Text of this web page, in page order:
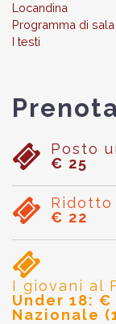
Locandina
Programma di sala
I testi
Posto
€ 25
Ridotto
€ 22
I giovani al
Under 18:
Nazionale